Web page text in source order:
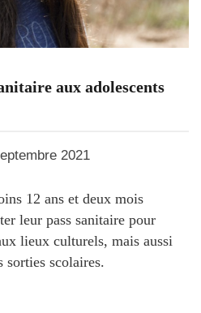
aux adolescents
2021
12 ans et deux mois
leur pass sanitaire pour
lieux culturels, mais aussi
sorties scolaires.